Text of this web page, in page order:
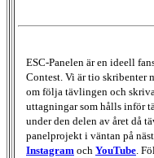
ESC-Panelen är en ideell
Contest. Vi är tio skribenter
om följa tävlingen och
uttagningar som hålls inför
under den delen av året då
panelprojekt i väntan på
Instagram och YouTube.